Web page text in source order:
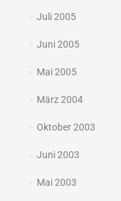
Juli 2005
Juni 2005
Mai 2005
März 2004
Oktober 2003
Juni 2003
Mai 2003